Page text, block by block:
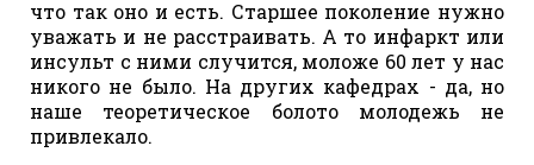
что так оно и есть. Старшее поколение нужно
уважать и не расстраивать. А то инфаркт или
инсульт с ними случится, моложе 60 лет у нас
никого не было. На других кафедрах - да, но
наше теоретическое болото молодежь не
привлекало.